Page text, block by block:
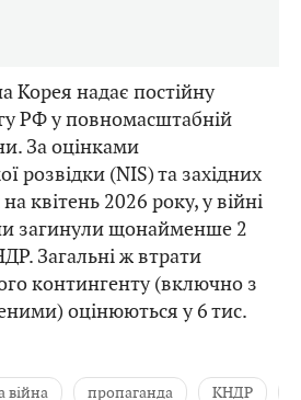
Корея надає постійну
РФ у повномасштабній
За оцінками
розвідки (NIS) та західних
квітень 2026 року, у війні
загинули щонайменше 2
Загальні ж втрати
контингенту (включно з
оцінюються у 6 тис.
війна пропаганда КНДР